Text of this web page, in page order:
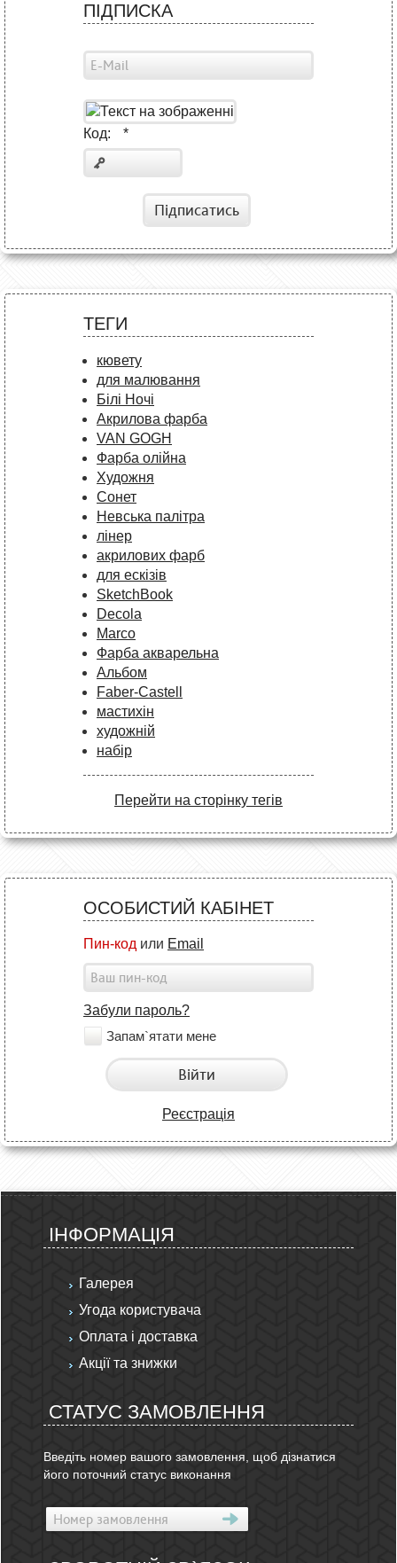
ПІДПИСКА
Код: *
Підписатись
ТЕГИ
кювету
для малювання
Білі Ночі
Акрилова фарба
VAN GOGH
Фарба олійна
Художня
Сонет
Невська палітра
лінер
акрилових фарб
для ескізів
SketchBook
Decola
Marco
Фарба акварельна
Альбом
Faber-Castell
мастихін
художній
набір
Перейти на сторінку тегів
ОСОБИСТИЙ КАБІНЕТ
Пин-код или Email
Забули пароль?
Запам`ятати мене
Війти
Реєстрація
ІНФОРМАЦІЯ
Галерея
Угода користувача
Оплата і доставка
Акції та знижки
СТАТУС ЗАМОВЛЕННЯ
Введіть номер вашого замовлення, щоб дізнатися
його поточний статус виконання